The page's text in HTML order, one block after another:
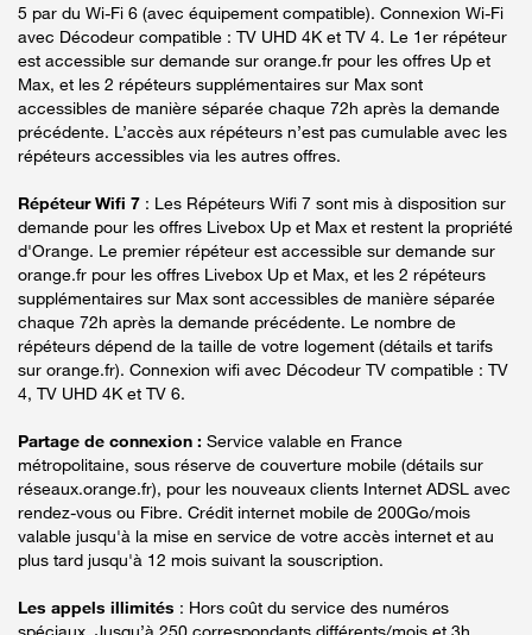
5 par du Wi-Fi 6 (avec équipement compatible). Connexion Wi-Fi
avec Décodeur compatible : TV UHD 4K et TV 4. Le 1er répéteur
est accessible sur demande sur orange.fr pour les offres Up et
Max, et les 2 répéteurs supplémentaires sur Max sont
accessibles de manière séparée chaque 72h après la demande
précédente. L’accès aux répéteurs n’est pas cumulable avec les
répéteurs accessibles via les autres offres.
Répéteur Wifi 7 : Les Répéteurs Wifi 7 sont mis à disposition sur
demande pour les offres Livebox Up et Max et restent la propriété
d'Orange. Le premier répéteur est accessible sur demande sur
orange.fr pour les offres Livebox Up et Max, et les 2 répéteurs
supplémentaires sur Max sont accessibles de manière séparée
chaque 72h après la demande précédente. Le nombre de
répéteurs dépend de la taille de votre logement (détails et tarifs
sur orange.fr). Connexion wifi avec Décodeur TV compatible : TV
4, TV UHD 4K et TV 6.
Partage de connexion : Service valable en France
métropolitaine, sous réserve de couverture mobile (détails sur
réseaux.orange.fr), pour les nouveaux clients Internet ADSL avec
rendez-vous ou Fibre. Crédit internet mobile de 200Go/mois
valable jusqu'à la mise en service de votre accès internet et au
plus tard jusqu'à 12 mois suivant la souscription.
Les appels illimités : Hors coût du service des numéros
spéciaux. Jusqu’à 250 correspondants différents/mois et 3h